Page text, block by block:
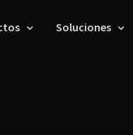
Soluciones